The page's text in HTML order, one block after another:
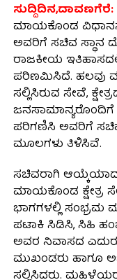
ಸುದ್ದಿದಿನ,ದಾವಣಗೆರೆ:
ಮಾಯಕೊಂಡ
ಅವರಿಗೆ ಸಚಿವ ಸ್ಥಾನ
ರಾಜಕೀಯ
ಪರಿಣಮಿಸಿದೆ. ಹಲವು
ಸಲ್ಲಿಸಿರುವ ಸೇವೆ,
ಜನಸಾಮಾನ್ಯರೊಂದಿಗೆ
ಪರಿಗಣಿಸಿ ಅವರಿಗೆ ಸಚಿವ
ಮೂಲಗಳು ತಿಳಿಸಿವೆ.
ಸಚಿವರಾಗಿ ಆಯ್ಕೆಯಾದ
ಮಾಯಕೊಂಡ ಕ್ಷೇತ್ರ
ಭಾಗಗಳಲ್ಲಿ ಸಂಭ್ರಮ
ಪಟಾಕಿ ಸಿಡಿಸಿ, ಸಿಹಿ
ಅವರ ನಿವಾಸದ
ಮುಖಂಡರು ಹಾಗೂ